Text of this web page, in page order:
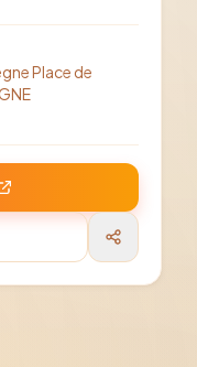
Place de